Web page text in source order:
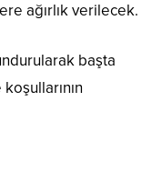
ağırlık verilecek.
başta